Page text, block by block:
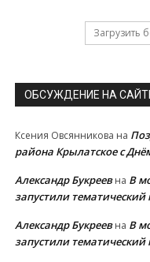
Загрузить
ОБСУЖДЕНИЕ НА
Ксения Овсянникова на
района Крылатское с
Александр Букреевна В
запустили
Александр Букреевна В
запустили